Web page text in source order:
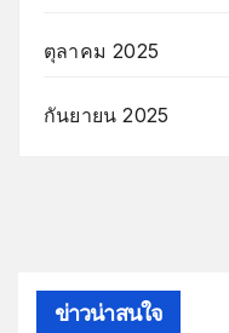
ตุลาคม 2025
กันยายน 2025
ข่าวน่าสนใจ